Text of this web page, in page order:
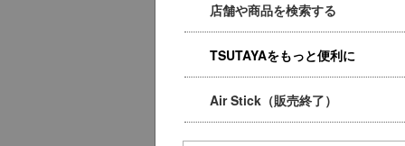
店舗や商品を検索する
TSUTAYAをもっと便利に
Air Stick（販売終了）